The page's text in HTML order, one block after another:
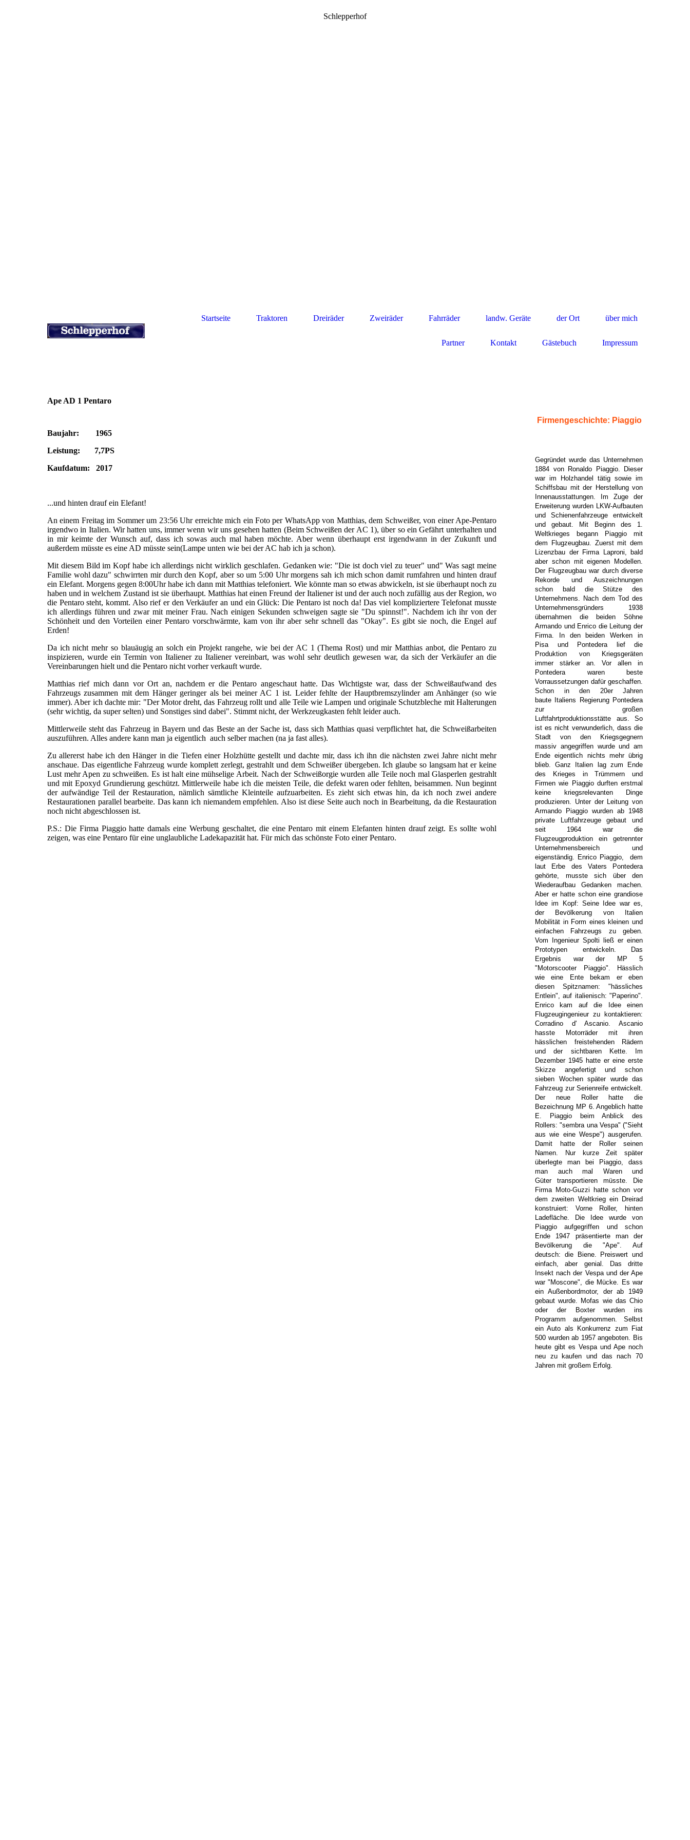
Schlepperhof
Startseite Traktoren Dreiräder Zweiräder Fahrräder landw. Geräte der Ort über mich
Partner Kontakt Gästebuch Impressum
Ape AD 1 Pentaro
Baujahr: 1965
Leistung: 7,7PS
Kaufdatum: 2017
...und hinten drauf ein Elefant!
An einem Freitag im Sommer um 23:56 Uhr erreichte mich ein Foto per WhatsApp von Matthias, dem Schweißer, von einer Ape-Pentaro
irgendwo in Italien. Wir hatten uns, immer wenn wir uns gesehen hatten (Beim Schweißen der AC 1), über so ein Gefährt unterhalten und
in mir keimte der Wunsch auf, dass ich sowas auch mal haben möchte. Aber wenn überhaupt erst irgendwann in der Zukunft und
außerdem müsste es eine AD müsste sein(Lampe unten wie bei der AC hab ich ja schon).
Mit diesem Bild im Kopf habe ich allerdings nicht wirklich geschlafen. Gedanken wie: "Die ist doch viel zu teuer" und" Was sagt meine
Familie wohl dazu" schwirrten mir durch den Kopf, aber so um 5:00 Uhr morgens sah ich mich schon damit rumfahren und hinten drauf
ein Elefant. Morgens gegen 8:00Uhr habe ich dann mit Matthias telefoniert. Wie könnte man so etwas abwickeln, ist sie überhaupt noch zu
haben und in welchem Zustand ist sie überhaupt. Matthias hat einen Freund der Italiener ist und der auch noch zufällig aus der Region, wo
die Pentaro steht, kommt. Also rief er den Verkäufer an und ein Glück: Die Pentaro ist noch da! Das viel kompliziertere Telefonat musste
ich allerdings führen und zwar mit meiner Frau. Nach einigen Sekunden schweigen sagte sie "Du spinnst!". Nachdem ich ihr von der
Schönheit und den Vorteilen einer Pentaro vorschwärmte, kam von ihr aber sehr schnell das "Okay". Es gibt sie noch, die Engel auf
Erden!
Da ich nicht mehr so blauäugig an solch ein Projekt rangehe, wie bei der AC 1 (Thema Rost) und mir Matthias anbot, die Pentaro zu
inspizieren, wurde ein Termin von Italiener zu Italiener vereinbart, was wohl sehr deutlich gewesen war, da sich der Verkäufer an die
Vereinbarungen hielt und die Pentaro nicht vorher verkauft wurde.
Matthias rief mich dann vor Ort an, nachdem er die Pentaro angeschaut hatte. Das Wichtigste war, dass der Schweißaufwand des
Fahrzeugs zusammen mit dem Hänger geringer als bei meiner AC 1 ist. Leider fehlte der Hauptbremszylinder am Anhänger (so wie
immer). Aber ich dachte mir: "Der Motor dreht, das Fahrzeug rollt und alle Teile wie Lampen und originale Schutzbleche mit Halterungen
(sehr wichtig, da super selten) und Sonstiges sind dabei". Stimmt nicht, der Werkzeugkasten fehlt leider auch.
Mittlerweile steht das Fahrzeug in Bayern und das Beste an der Sache ist, dass sich Matthias quasi verpflichtet hat, die Schweißarbeiten
auszuführen. Alles andere kann man ja eigentlich auch selber machen (na ja fast alles).
Zu allererst habe ich den Hänger in die Tiefen einer Holzhütte gestellt und dachte mir, dass ich ihn die nächsten zwei Jahre nicht mehr
anschaue. Das eigentliche Fahrzeug wurde komplett zerlegt, gestrahlt und dem Schweißer übergeben. Ich glaube so langsam hat er keine
Lust mehr Apen zu schweißen. Es ist halt eine mühselige Arbeit. Nach der Schweißorgie wurden alle Teile noch mal Glasperlen gestrahlt
und mit Epoxyd Grundierung geschützt. Mittlerweile habe ich die meisten Teile, die defekt waren oder fehlten, beisammen. Nun beginnt
der aufwändige Teil der Restauration, nämlich sämtliche Kleinteile aufzuarbeiten. Es zieht sich etwas hin, da ich noch zwei andere
Restaurationen parallel bearbeite. Das kann ich niemandem empfehlen. Also ist diese Seite auch noch in Bearbeitung, da die Restauration
noch nicht abgeschlossen ist.
P.S.: Die Firma Piaggio hatte damals eine Werbung geschaltet, die eine Pentaro mit einem Elefanten hinten drauf zeigt. Es sollte wohl
zeigen, was eine Pentaro für eine unglaubliche Ladekapazität hat. Für mich das schönste Foto einer Pentaro.
Firmengeschichte: Piaggio
Gegründet wurde das Unternehmen
1884 von Ronaldo Piaggio. Dieser
war im Holzhandel tätig sowie im
Schiffsbau mit der Herstellung von
Innenausstattungen. Im Zuge der
Erweiterung wurden LKW-Aufbauten
und Schienenfahrzeuge entwickelt
und gebaut. Mit Beginn des 1.
Weltkrieges begann Piaggio mit
dem Flugzeugbau. Zuerst mit dem
Lizenzbau der Firma Laproni, bald
aber schon mit eigenen Modellen.
Der Flugzeugbau war durch diverse
Rekorde und Auszeichnungen
schon bald die Stütze des
Unternehmens. Nach dem Tod des
Unternehmensgründers 1938
übernahmen die beiden Söhne
Armando und Enrico die Leitung der
Firma. In den beiden Werken in
Pisa und Pontedera lief die
Produktion von Kriegsgeräten
immer stärker an. Vor allen in
Pontedera waren beste
Vorraussetzungen dafür geschaffen.
Schon in den 20er Jahren
baute Italiens Regierung Pontedera
zur großen
Luftfahrtproduktionsstätte aus. So
ist es nicht verwunderlich, dass die
Stadt von den Kriegsgegnern
massiv angegriffen wurde und am
Ende eigentlich nichts mehr übrig
blieb. Ganz Italien lag zum Ende
des Krieges in Trümmern und
Firmen wie Piaggio durften erstmal
keine kriegsrelevanten Dinge
produzieren. Unter der Leitung von
Armando Piaggio wurden ab 1948
private Luftfahrzeuge gebaut und
seit 1964 war die
Flugzeugproduktion ein getrennter
Unternehmensbereich und
eigenständig. Enrico Piaggio, dem
laut Erbe des Vaters Pontedera
gehörte, musste sich über den
Wiederaufbau Gedanken machen.
Aber er hatte schon eine grandiose
Idee im Kopf: Seine Idee war es,
der Bevölkerung von Italien
Mobilität in Form eines kleinen und
einfachen Fahrzeugs zu geben.
Vom Ingenieur Spolti ließ er einen
Prototypen entwickeln. Das
Ergebnis war der MP 5
"Motorscooter Piaggio". Hässlich
wie eine Ente bekam er eben
diesen Spitznamen: "hässliches
Entlein", auf italienisch: "Paperino".
Enrico kam auf die Idee einen
Flugzeugingenieur zu kontaktieren:
Corradino d' Ascanio. Ascanio
hasste Motorräder mit ihren
hässlichen freistehenden Rädern
und der sichtbaren Kette. Im
Dezember 1945 hatte er eine erste
Skizze angefertigt und schon
sieben Wochen später wurde das
Fahrzeug zur Serienreife entwickelt.
Der neue Roller hatte die
Bezeichnung MP 6. Angeblich hatte
E. Piaggio beim Anblick des
Rollers: "sembra una Vespa" ("Sieht
aus wie eine Wespe") ausgerufen.
Damit hatte der Roller seinen
Namen. Nur kurze Zeit später
überlegte man bei Piaggio, dass
man auch mal Waren und
Güter transportieren müsste. Die
Firma Moto-Guzzi hatte schon vor
dem zweiten Weltkrieg ein Dreirad
konstruiert: Vorne Roller, hinten
Ladefläche. Die Idee wurde von
Piaggio aufgegriffen und schon
Ende 1947 präsentierte man der
Bevölkerung die "Ape". Auf
deutsch: die Biene. Preiswert und
einfach, aber genial. Das dritte
Insekt nach der Vespa und der Ape
war "Moscone", die Mücke. Es war
ein Außenbordmotor, der ab 1949
gebaut wurde. Mofas wie das Chio
oder der Boxter wurden ins
Programm aufgenommen. Selbst
ein Auto als Konkurrenz zum Fiat
500 wurden ab 1957 angeboten. Bis
heute gibt es Vespa und Ape noch
neu zu kaufen und das nach 70
Jahren mit großem Erfolg.